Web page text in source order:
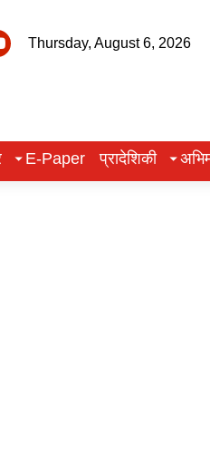
Thursday, August 6, 2026
E-Paper प्रादेशिकी